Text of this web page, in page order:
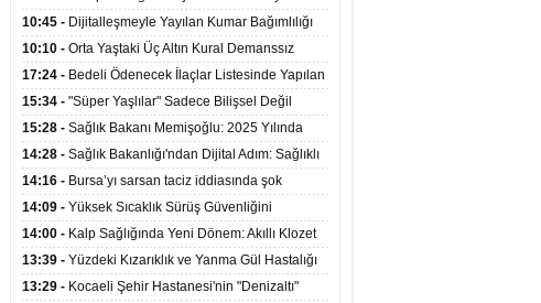
Yasakladı: Kısırlık ve Alerji Riski Uyarısı
10:45 - Dijitalleşmeyle Yayılan Kumar Bağımlılığı
Beyni ve Aileyi Yıkıma Uğratıyor
10:10 - Orta Yaştaki Üç Altın Kural Demanssız
Yaşamı 13 Yıl Uzatabiliyor
17:24 - Bedeli Ödenecek İlaçlar Listesinde Yapılan
Düzenlemeler Hakkında Duyuru 2026/30
15:34 - "Süper Yaşlılar" Sadece Bilişsel Değil
Fiziksel Olarak da Daha Sağlıklı Yaşıyor
15:28 - Sağlık Bakanı Memişoğlu: 2025 Yılında
300 Bini Aşkın Kişiye Emzirme Eğitimi Verildi
14:28 - Sağlık Bakanlığı'ndan Dijital Adım: Sağlıklı
Hayat Merkezlerinde Uzaktan Sağlık Hizmeti
Başladı
14:16 - Bursa’yı sarsan taciz iddiasında şok
gelişme!
14:09 - Yüksek Sıcaklık Sürüş Güvenliğini
Düşürüyor: 40 Derecede Güvenli Sürüş Süresi 53
Dakikaya İniyor
14:00 - Kalp Sağlığında Yeni Dönem: Akıllı Klozet
Kapağı 30 Saniyede Ritim Bozukluğunu Tespit
Ediyor
13:39 - Yüzdeki Kızarıklık ve Yanma Gül Hastalığı
(Rozasea) Belirtisi Olabilir
13:29 - Kocaeli Şehir Hastanesi'nin "Denizaltı"